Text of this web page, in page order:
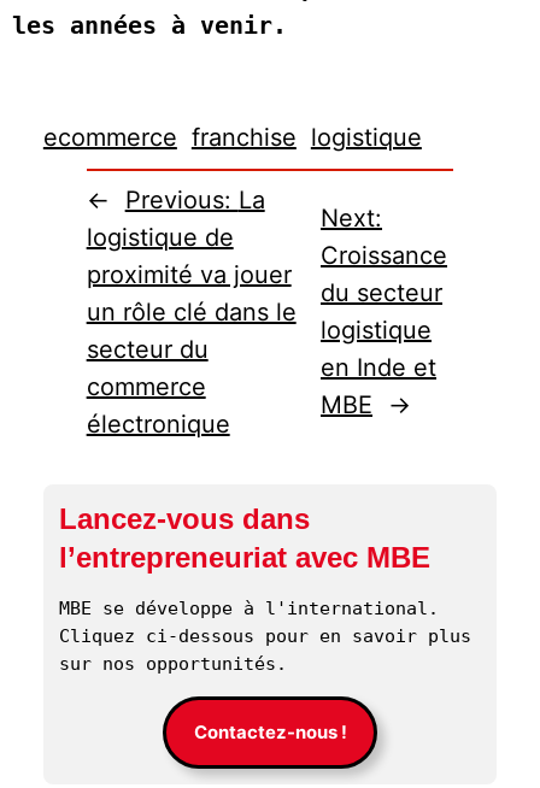
les années à venir.
ecommerce franchise logistique
← Previous: La
logistique de
proximité va jouer
un rôle clé dans le
secteur du
commerce
électronique
Next:
Croissance
du secteur
logistique
en Inde et
MBE
→
Lancez-vous dans
l’entrepreneuriat avec MBE
MBE se développe à l'international.
Cliquez ci-dessous pour en savoir plus
sur nos opportunités.
Contactez-nous !